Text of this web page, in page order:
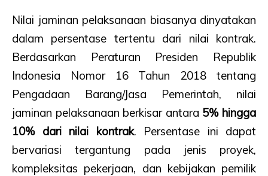
Nilai jaminan pelaksanaan biasanya dinyatakan
dalam persentase tertentu dari nilai kontrak.
Berdasarkan Peraturan Presiden Republik
Indonesia Nomor 16 Tahun 2018 tentang
Pengadaan Barang/Jasa Pemerintah, nilai
jaminan pelaksanaan berkisar antara 5% hingga
10% dari nilai kontrak. Persentase ini dapat
bervariasi tergantung pada jenis proyek,
kompleksitas pekerjaan, dan kebijakan pemilik